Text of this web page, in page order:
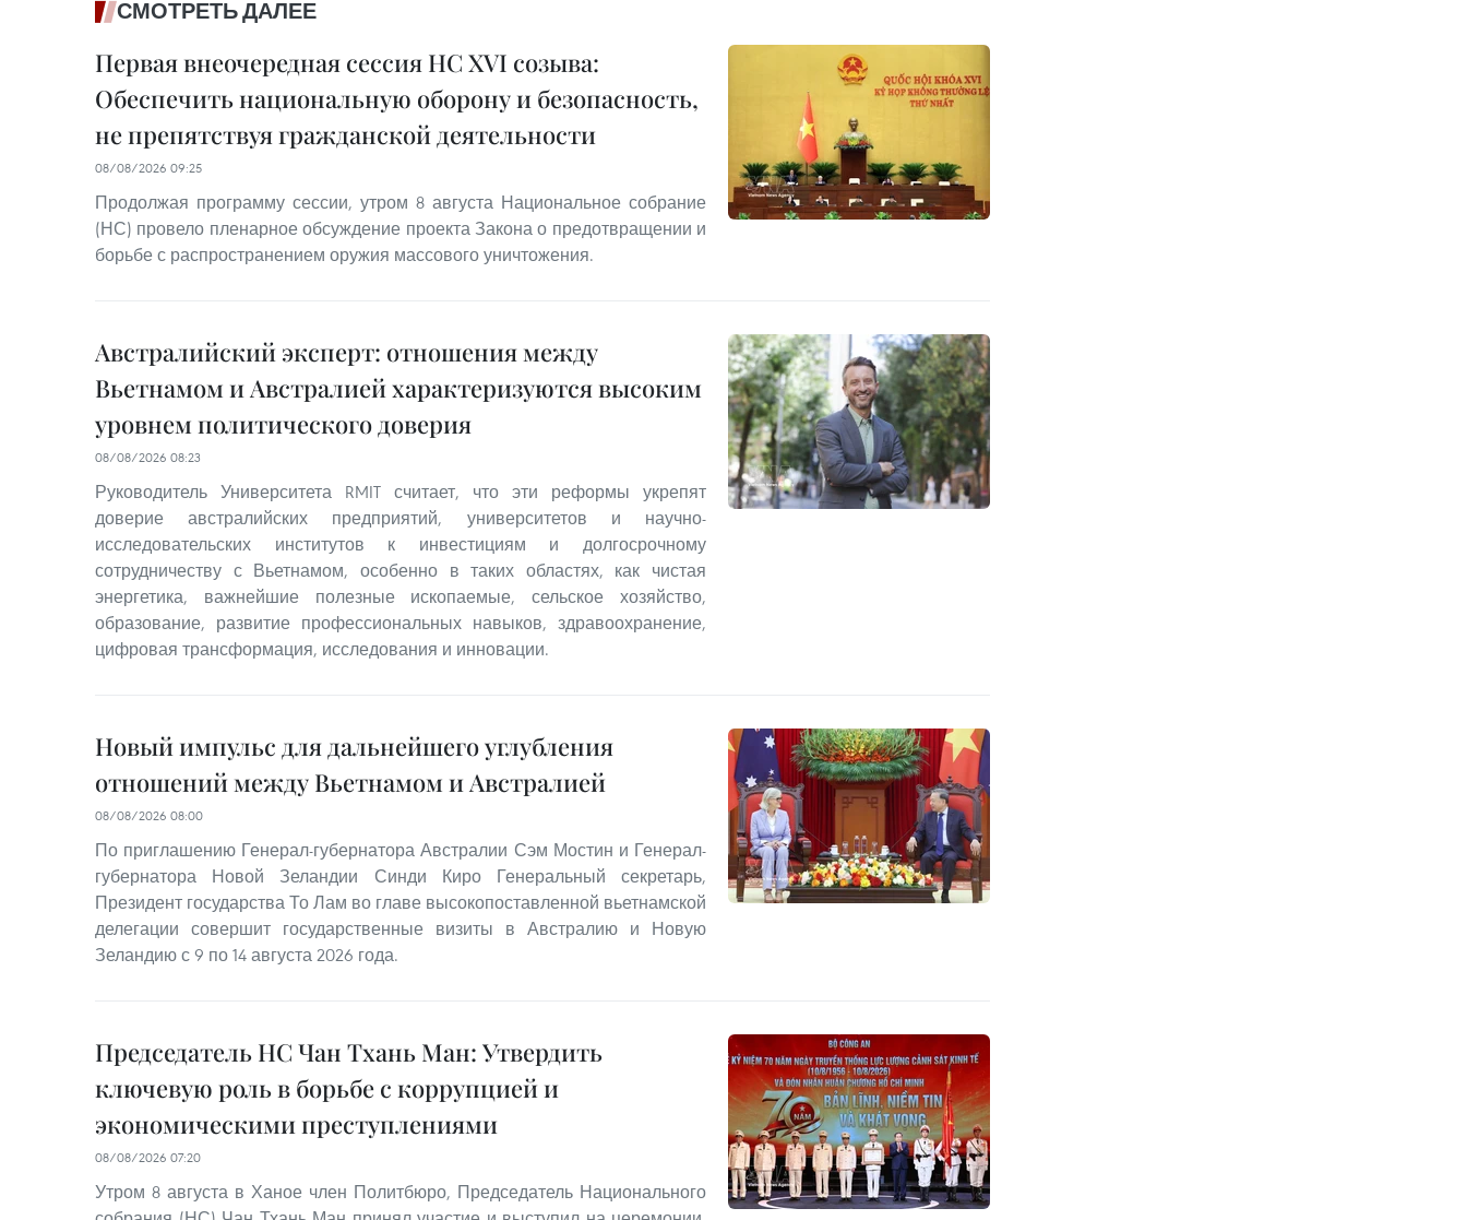
СМОТРЕТЬ ДАЛЕЕ
Первая внеочередная сессия НС XVI созыва:
Обеспечить национальную оборону и безопасность,
не препятствуя гражданской деятельности
08/08/2026 09:25
Продолжая программу сессии, утром 8 августа Национальное собрание
(НС) провело пленарное обсуждение проекта Закона о предотвращении и
борьбе с распространением оружия массового уничтожения.
Австралийский эксперт: отношения между
Вьетнамом и Австралией характеризуются высоким
уровнем политического доверия
08/08/2026 08:23
Руководитель Университета RMIT считает, что эти реформы укрепят
доверие австралийских предприятий, университетов и научно-
исследовательских институтов к инвестициям и долгосрочному
сотрудничеству с Вьетнамом, особенно в таких областях, как чистая
энергетика, важнейшие полезные ископаемые, сельское хозяйство,
образование, развитие профессиональных навыков, здравоохранение,
цифровая трансформация, исследования и инновации.
Новый импульс для дальнейшего углубления
отношений между Вьетнамом и Австралией
08/08/2026 08:00
По приглашению Генерал-губернатора Австралии Сэм Мостин и Генерал-
губернатора Новой Зеландии Синди Киро Генеральный секретарь,
Президент государства То Лам во главе высокопоставленной вьетнамской
делегации совершит государственные визиты в Австралию и Новую
Зеландию с 9 по 14 августа 2026 года.
Председатель НС Чан Тхань Ман: Утвердить
ключевую роль в борьбе с коррупцией и
экономическими преступлениями
08/08/2026 07:20
Утром 8 августа в Ханое член Политбюро, Председатель Национального